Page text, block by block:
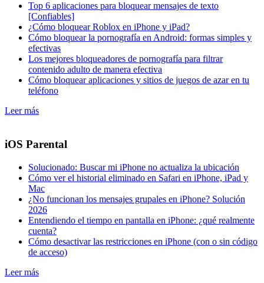
Top 6 aplicaciones para bloquear mensajes de texto
[Confiables]
¿Cómo bloquear Roblox en iPhone y iPad?
Cómo bloquear la pornografía en Android: formas simples y
efectivas
Los mejores bloqueadores de pornografía para filtrar
contenido adulto de manera efectiva
Cómo bloquear aplicaciones y sitios de juegos de azar en tu
teléfono
Leer más
iOS Parental
Solucionado: Buscar mi iPhone no actualiza la ubicación
Cómo ver el historial eliminado en Safari en iPhone, iPad y
Mac
¿No funcionan los mensajes grupales en iPhone? Solución
2026
Entendiendo el tiempo en pantalla en iPhone: ¿qué realmente
cuenta?
Cómo desactivar las restricciones en iPhone (con o sin código
de acceso)
Leer más